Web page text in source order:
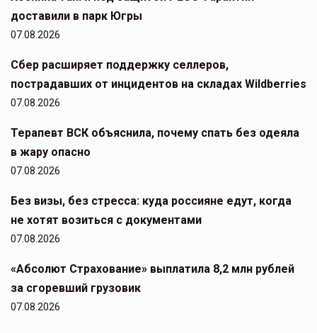
доставили в парк Югры
07.08.2026
Сбер расширяет поддержку селлеров,
пострадавших от инцидентов на складах Wildberries
07.08.2026
Терапевт ВСК объяснила, почему спать без одеяла
в жару опасно
07.08.2026
Без визы, без стресса: куда россияне едут, когда
не хотят возиться с документами
07.08.2026
«Абсолют Страхование» выплатила 8,2 млн рублей
за сгоревший грузовик
07.08.2026